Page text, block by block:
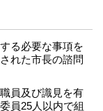
る必要な事項を
れた市長の諮問
員及び識見を有
員25人以内で組